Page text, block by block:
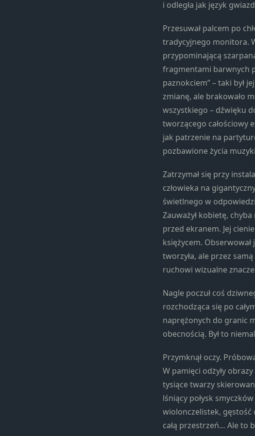
i odległa jak język
Przesuwał palcem po
tradycyjnego monitora.
przypominającą
fragmentami barwnych
paznokciem” – taki był
zmianę, ale brakowało
wszystkiego – dźwięku
tworzącego całościowy
jak patrzenie na
pozbawione życia
Zatrzymał się przy
człowieka na
świetlnego w
Zauważył kobietę,
przed ekranem. Jej
księżycem.
tworzyła, ale przez
ruchowi wizualne
Nagle poczuł coś
rozchodząca się po
naprężonych do granic
obecnością. Był to
Przymknął oczy.
W pamięci odżyły
tysiące twarzy
lśniący połysk
wiolonczelistek, gęstość
całą przestrzeń… Ale to